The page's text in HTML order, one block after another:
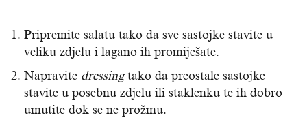
Pripremite salatu tako da sve sastojke stavite u
veliku zdjelu i lagano ih promiješate.
Napravite dressingtako da preostale sastojke
stavite u posebnu zdjelu ili staklenku te ih dobro
umutite dok se ne prožmu.